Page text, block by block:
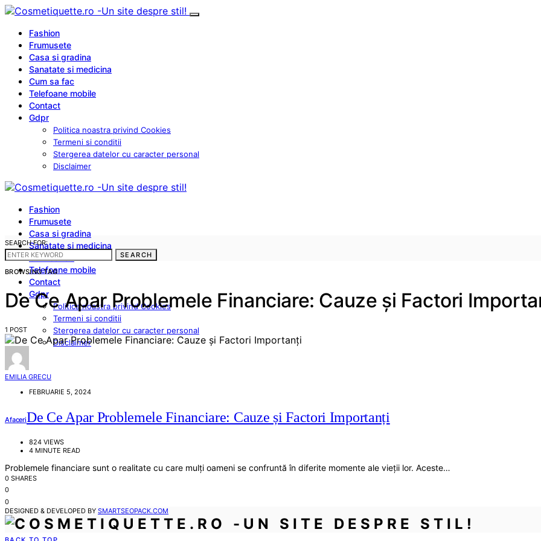
Fashion
Frumusete
Casa si gradina
Sanatate si medicina
Cum sa fac
Telefoane mobile
Contact
Gdpr
Politica noastra privind Cookies
Termeni si conditii
Stergerea datelor cu caracter personal
Disclaimer
Fashion
Frumusete
Casa si gradina
Sanatate si medicina
Cum sa fac
Telefoane mobile
Contact
Gdpr
Politica noastra privind Cookies
Termeni si conditii
Stergerea datelor cu caracter personal
Disclaimer
SEARCH FOR:
SEARCH
BROWSING TAG
De Ce Apar Problemele Financiare: Cauze și Factori
1 POST
EMILIA GRECU
FEBRUARIE 5, 2024
AfaceriDe Ce Apar Problemele Financiare: Cauze și Factori Importanți
824 VIEWS
4 MINUTE READ
Problemele financiare sunt o realitate cu care mulți oameni se confruntă în diferite momente ale vieții lor. Aceste…
0 SHARES
0
0
DESIGNED & DEVELOPED BY SMARTSEOPACK.COM